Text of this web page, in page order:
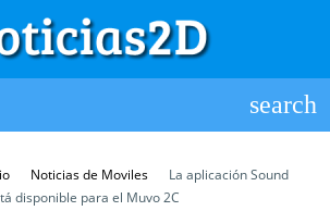
Noticias de Moviles
La aplicación Sound
disponible para el Muvo 2C